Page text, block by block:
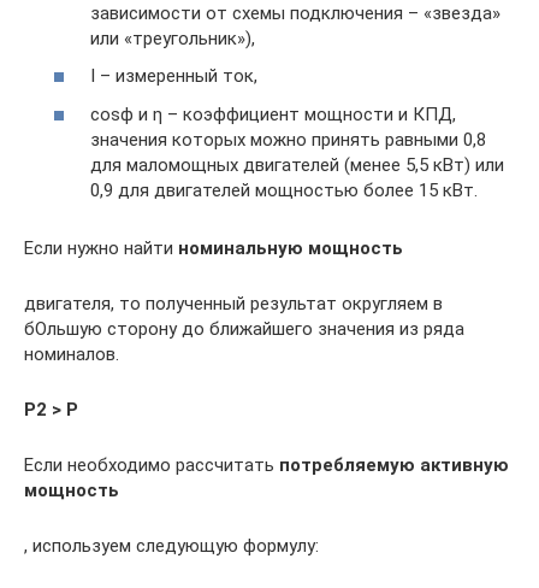
зависимости от схемы подключения – «звезда»
или «треугольник»),
I – измеренный ток,
cosϕ и ƞ – коэффициент мощности и КПД,
значения которых можно принять равными 0,8
для маломощных двигателей (менее 5,5 кВт) или
0,9 для двигателей мощностью более 15 кВт.
Если нужно найти номинальную мощность
двигателя, то полученный результат округляем в
бОльшую сторону до ближайшего значения из ряда
номиналов.
Р2 > Р
Если необходимо рассчитать потребляемую активную
мощность
, используем следующую формулу: